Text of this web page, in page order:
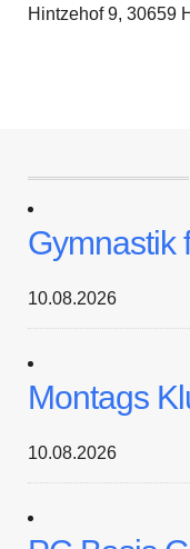
Hintzehof 9, 30659
Gymnastik
10.08.2026
Montags
10.08.2026